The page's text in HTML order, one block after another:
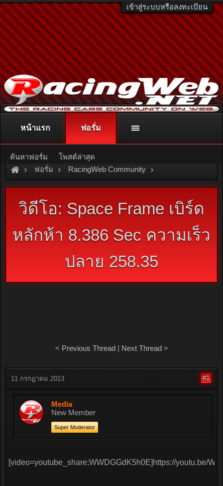
เข้าสู่ระบบหรือลงทะเบียน
ติดต่อลงโฆษณา racingweb@gmail.comหรือโทร. 081-811-1138
หรืออ่านรายละเอียดเพิ่มเติม คลิกที่นี่
ฟอรั่ม RacingWeb Community
Motorsport Forum Drag Racing
วิดีโอ: Space Frame เบิร์ด
หลักห้า 8.386 Sec ความเร็ว
ปลาย 258.35
< Previous Thread| Next Thread>
11 กรกฎาคม 2013 #1
Media
New Member
Super Moderator
[video=youtube_share;WWDGGdK5h0E]https://youtu.be/
หน้าแรก ฟอรั่ม
ค้นหาฟอรั่ม โพสต์ล่าสุด